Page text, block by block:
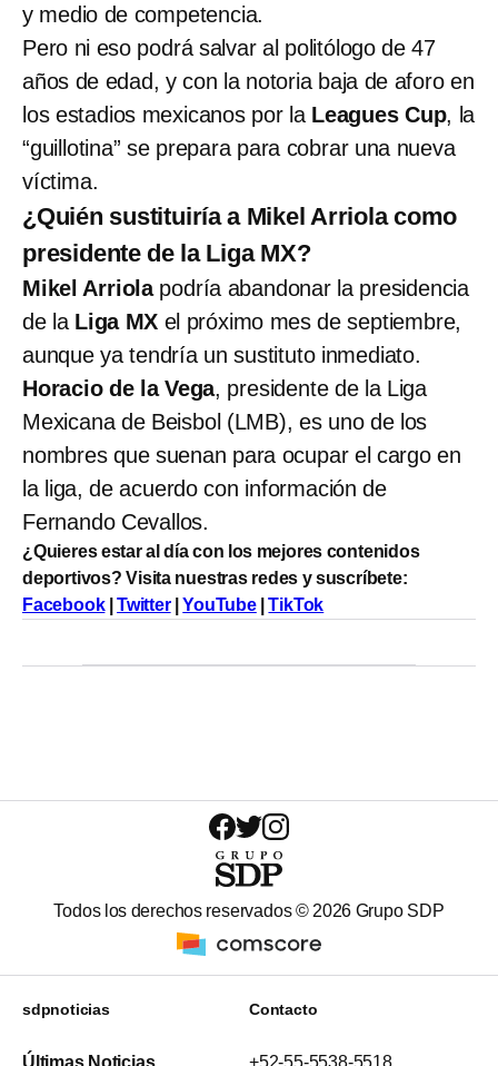
y medio de competencia.
Pero ni eso podrá salvar al politólogo de 47
años de edad, y con la notoria baja de aforo en
los estadios mexicanos por la Leagues Cup, la
“guillotina” se prepara para cobrar una nueva
víctima.
¿Quién sustituiría a Mikel Arriola como
presidente de la Liga MX?
Mikel Arriolapodría abandonar la presidencia
de la Liga MX el próximo mes de septiembre,
aunque ya tendría un sustituto inmediato.
Horacio de la Vega, presidente de la Liga
Mexicana de Beisbol (LMB), es uno de los
nombres que suenan para ocupar el cargo en
la liga, de acuerdo con información de
Fernando Cevallos.
¿Quieres estar al día con los mejores contenidos
deportivos? Visita nuestras redes y suscríbete:
Facebook|Twitter|YouTube|TikTok
Todos los derechos reservados © 2026 Grupo SDP
sdpnoticias
Últimas Noticias
Contacto
+52-55-5538-5518